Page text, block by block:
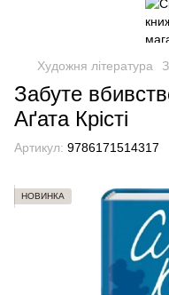
Художня література
Забуте
Аґата Крісті
Артикул: 9786171514317
НОВИНКА